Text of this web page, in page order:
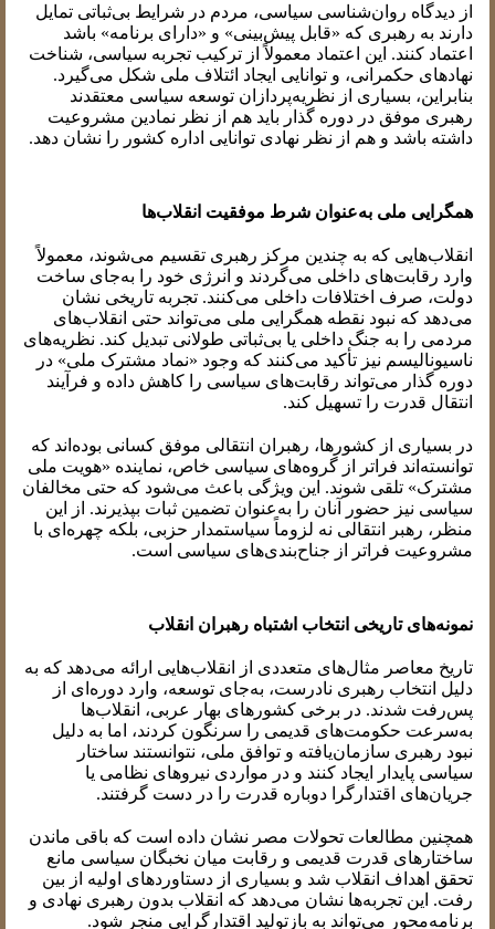
از دیدگاه روان‌شناسی سیاسی، مردم در شرایط بی‌ثباتی تمایل
دارند به رهبری که «قابل پیش‌بینی» و «دارای برنامه» باشد
اعتماد کنند. این اعتماد معمولاً از ترکیب تجربه سیاسی، شناخت
نهادهای حکمرانی، و توانایی ایجاد ائتلاف ملی شکل می‌گیرد.
بنابراین، بسیاری از نظریه‌پردازان توسعه سیاسی معتقدند
رهبری موفق در دوره گذار باید هم از نظر نمادین مشروعیت
داشته باشد و هم از نظر نهادی توانایی اداره کشور را نشان دهد.
همگرایی ملی به‌عنوان شرط موفقیت انقلاب‌ها
انقلاب‌هایی که به چندین مرکز رهبری تقسیم می‌شوند، معمولاً
وارد رقابت‌های داخلی می‌گردند و انرژی خود را به‌جای ساخت
دولت، صرف اختلافات داخلی می‌کنند. تجربه تاریخی نشان
می‌دهد که نبود نقطه همگرایی ملی می‌تواند حتی انقلاب‌های
مردمی را به جنگ داخلی یا بی‌ثباتی طولانی تبدیل کند. نظریه‌های
ناسیونالیسم نیز تأکید می‌کنند که وجود «نماد مشترک ملی» در
دوره گذار می‌تواند رقابت‌های سیاسی را کاهش داده و فرآیند
انتقال قدرت را تسهیل کند.
در بسیاری از کشورها، رهبران انتقالی موفق کسانی بوده‌اند که
توانسته‌اند فراتر از گروه‌های سیاسی خاص، نماینده «هویت ملی
مشترک» تلقی شوند. این ویژگی باعث می‌شود که حتی مخالفان
سیاسی نیز حضور آنان را به‌عنوان تضمین ثبات بپذیرند. از این
منظر، رهبر انتقالی نه لزوماً سیاستمدار حزبی، بلکه چهره‌ای با
مشروعیت فراتر از جناح‌بندی‌های سیاسی است.
نمونه‌های تاریخی انتخاب اشتباه رهبران انقلاب
تاریخ معاصر مثال‌های متعددی از انقلاب‌هایی ارائه می‌دهد که به
دلیل انتخاب رهبری نادرست، به‌جای توسعه، وارد دوره‌ای از
پس‌رفت شدند. در برخی کشورهای بهار عربی، انقلاب‌ها
به‌سرعت حکومت‌های قدیمی را سرنگون کردند، اما به دلیل
نبود رهبری سازمان‌یافته و توافق ملی، نتوانستند ساختار
سیاسی پایدار ایجاد کنند و در مواردی نیروهای نظامی یا
جریان‌های اقتدارگرا دوباره قدرت را در دست گرفتند.
همچنین مطالعات تحولات مصر نشان داده است که باقی ماندن
ساختارهای قدرت قدیمی و رقابت میان نخبگان سیاسی مانع
تحقق اهداف انقلاب شد و بسیاری از دستاوردهای اولیه از بین
رفت. این تجربه‌ها نشان می‌دهد که انقلاب بدون رهبری نهادی و
برنامه‌محور می‌تواند به بازتولید اقتدارگرایی منجر شود.